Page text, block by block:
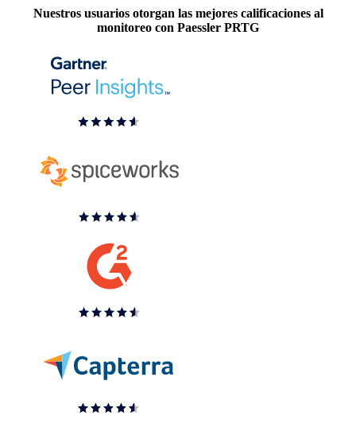
Nuestros usuarios otorgan las mejores calificaciones al
monitoreo con Paessler PRTG